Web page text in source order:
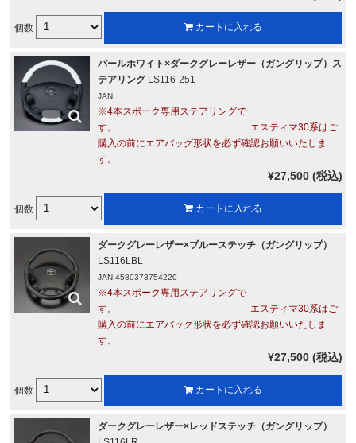
個数 カートに入れる
パールホワイト×ダークグレーレザー（ガングリップ）ス
テアリングLS116-251
JAN:
※4本スポーク専用ステアリングで
す。 エスティマ30系はご
購入の前にエアバッグ形状を必ず確認お願いいたしま
す。
¥27,500 (税込)
個数 カートに入れる
ダークグレーレザー×ブルーステッチ（ガングリップ）
LS116LBL
JAN:4580373754220
※4本スポーク専用ステアリングで
す。 エスティマ30系はご
購入の前にエアバッグ形状を必ず確認お願いいたしま
す。
¥27,500 (税込)
個数 カートに入れる
ダークグレーレザー×レッドステッチ（ガングリップ）